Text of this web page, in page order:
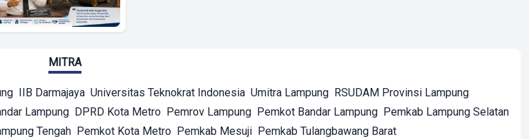
MITRA
IIB Darmajaya Universitas Teknokrat Indonesia Umitra Lampung RSUDAM Provinsi Lampung
Lampung DPRD Kota Metro Pemrov Lampung Pemkot Bandar Lampung Pemkab Lampung Selatan
Tengah Pemkot Kota Metro Pemkab Mesuji Pemkab Tulangbawang Barat